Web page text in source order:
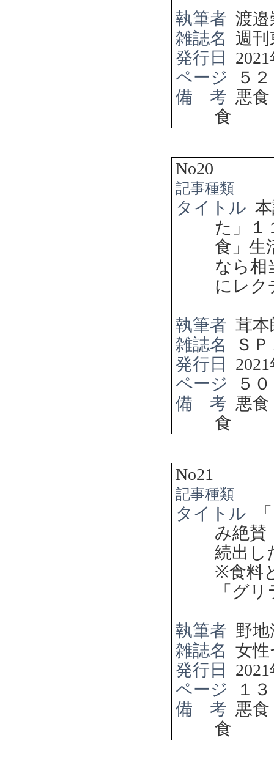
執筆者 渡邉
雑誌名
週
発行日
2021
ページ
５
備 考 悪
食
No20
記事種類
タイトル
た」１
食」生
なら
にレク
執筆者 茸本
雑誌名
Ｓ
発行日
2021
ページ
５
備 考 悪
食
No21
記事種類
タイトル
み絶賛
続出
※食料
「グ
執筆者 野
雑誌名 女
発行日
2021
ページ
１
備 考 悪
食